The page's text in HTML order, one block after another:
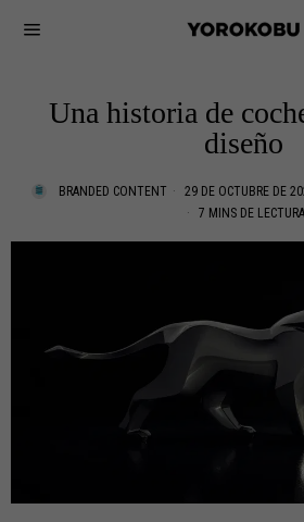
Una historia de
diseño
BRANDED CONTENT 29 DE OCTUBRE DE
7 MINS DE LECTURA